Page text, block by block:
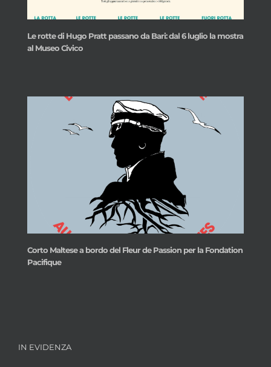
Le rotte di Hugo Pratt passano da Bari: dal 6 luglio la mostra
al Museo Civico
Corto Maltese a bordo del Fleur de Passion per la Fondation
Pacifique
IN EVIDENZA